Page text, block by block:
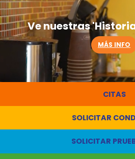
Ve nuestras
MÁS INFO
CITAS
SOLICITAR
SOLICITAR